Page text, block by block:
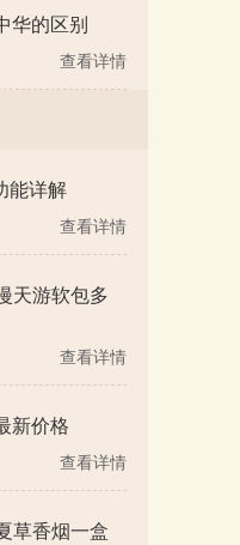
华的区别
查看详情
能详解
查看详情
天游软包多
查看详情
新价格
查看详情
草香烟一盒